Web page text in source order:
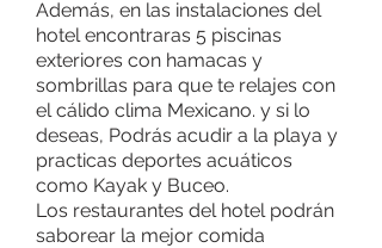
Además, en las instalaciones del
hotel encontraras 5 piscinas
exteriores con hamacas y
sombrillas para que te relajes con
el cálido clima Mexicano. y si lo
deseas, Podrás acudir a la playa y
practicas deportes acuáticos
como Kayak y Buceo.
Los restaurantes del hotel podrán
saborear la mejor comida